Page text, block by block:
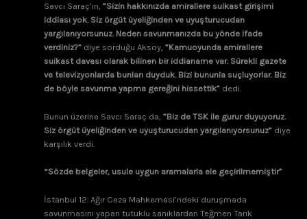
Savcı Saraç’ın, ”Sizin hakkınızda amirallere suikast girişimi
iddiası yok. Siz örgüt üyeliğinden ve uyuşturucudan
yargılanıyorsunuz. Neden savunmanızda bu yönde ifade
verdiniz?” diye sorduğu Aksoy, ”Kamuoyunda amirallere
suikast davası olarak bilinen bir iddianame var. Sürekli gazete
ve televizyonlarda bunları duyduk. Bizi bununla suçluyorlar. Biz
de böyle savunma yapma gereğini hissettik” dedi.
Bunun üzerine Savcı Saraç da, ”Biz de TSK ile gurur duyuyoruz.
Siz örgüt üyeliğinden ve uyuşturucudan yargılanıyorsunuz” diye
karşılık verdi.
“Sözde belgeler, usule uygun aramalarla ele geçirilmemiştir”
İstanbul 12. Ağır Ceza Mahkemesi’ndeki duruşmada
savunmasını yapan tutuklu sanıklardan Teğmen Tarık